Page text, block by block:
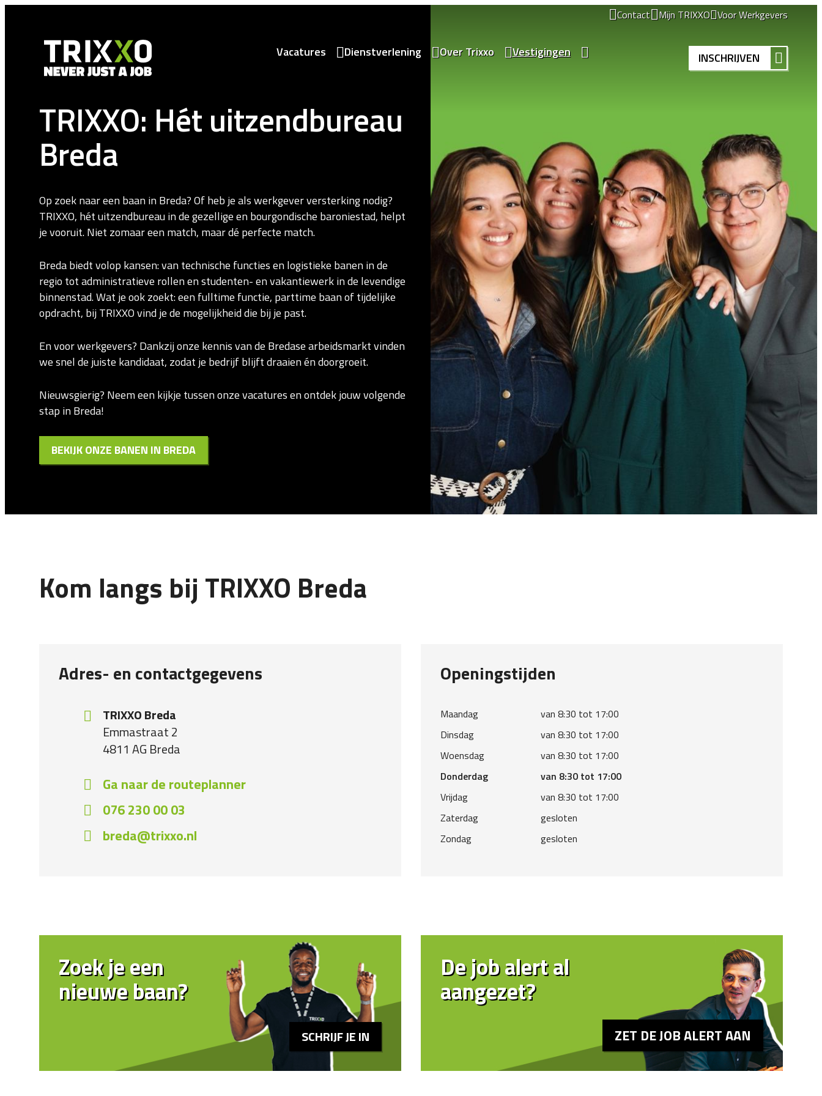
Contact Mijn TRIXXO Voor Werkgevers
Vacatures Dienstverlening Over Trixxo Vestigingen INSCHRIJVEN
TRIXXO: Hét uitzendbureau
Breda
Op zoek naar een baan in Breda? Of heb je als werkgever versterking nodig?
TRIXXO, hét uitzendbureau in de gezellige en bourgondische baroniestad, helpt
je vooruit. Niet zomaar een match, maar dé perfecte match.
Breda biedt volop kansen: van technische functies en logistieke banen in de
regio tot administratieve rollen en studenten- en vakantiewerk in de levendige
binnenstad. Wat je ook zoekt: een fulltime functie, parttime baan of tijdelijke
opdracht, bij TRIXXO vind je de mogelijkheid die bij je past.
En voor werkgevers? Dankzij onze kennis van de Bredase arbeidsmarkt vinden
we snel de juiste kandidaat, zodat je bedrijf blijft draaien én doorgroeit.
Nieuwsgierig? Neem een kijkje tussen onze vacatures en ontdek jouw volgende
stap in Breda!
BEKIJK ONZE BANEN IN BREDA
Kom langs bij TRIXXO Breda
Adres- en contactgegevens
TRIXXO Breda
Emmastraat 2
4811 AG Breda
Ga naar de routeplanner
076 230 00 03
breda@trixxo.nl
Openingstijden
Maandag
van 8:30 tot 17:00
Dinsdag
van 8:30 tot 17:00
Woensdag
van 8:30 tot 17:00
Donderdag
van 8:30 tot 17:00
Vrijdag
van 8:30 tot 17:00
Zaterdag
gesloten
Zondag
gesloten
Zoek je een
nieuwe baan?
SCHRIJF JE IN
De job alert al
aangezet?
ZET DE JOB ALERT AAN